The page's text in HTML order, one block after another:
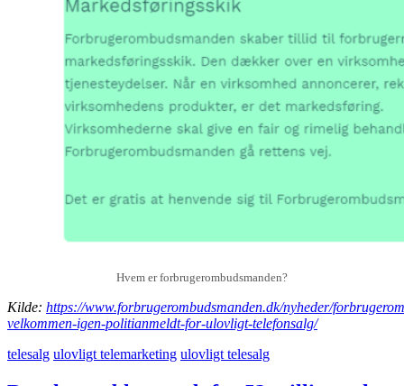
Hvem er forbrugerombudsmanden?
Kilde: https://www.forbrugerombudsmanden.dk/nyheder/
velkommen-igen-politianmeldt-for-ulovligt-telefonsalg/
telesalg ulovligt telemarketing ulovligt telesalg